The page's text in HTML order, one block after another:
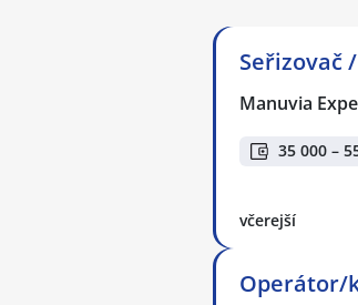
Seřizovač
Manuvia
35 000 –
včerejší
Operátor/